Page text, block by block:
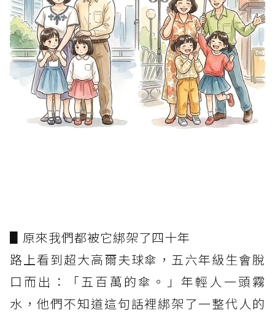
▋原來我們都被它綁架了四十年
路上看到超大高爾夫球傘，五六年級生會脫
口而出：「五百萬的傘。」年輕人一頭霧
水，他們不知道這句話裡綁架了一整代人的